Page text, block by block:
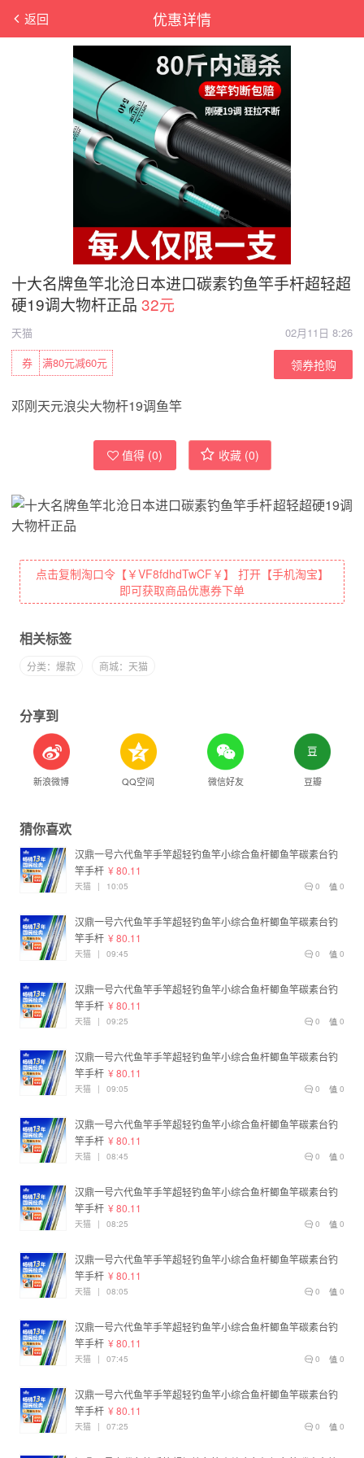
优惠详情
返回
十大名牌鱼竿北沧日本进口碳素钓鱼竿手杆超轻超
硬19调大物杆正品 32元
天猫
02月11日 8:26
满80元减60元
券 领券抢购
邓刚天元浪尖大物杆19调鱼竿
值得 (0) 收藏 (0)
点击复制淘口令【￥VF8fdhdTwCF￥】 打开【手机淘宝】
即可获取商品优惠券下单
相关标签
分类：爆款 商城：天猫
分享到
新浪微博 QQ空间 微信好友 豆瓣
猜你喜欢
汉鼎一号六代鱼竿手竿超轻钓鱼竿小综合鱼杆鲫鱼竿碳素台钓
竿手杆 ¥ 80.11
0
0
天猫 | 10:05
汉鼎一号六代鱼竿手竿超轻钓鱼竿小综合鱼杆鲫鱼竿碳素台钓
竿手杆 ¥ 80.11
0
0
天猫 | 09:45
汉鼎一号六代鱼竿手竿超轻钓鱼竿小综合鱼杆鲫鱼竿碳素台钓
竿手杆 ¥ 80.11
0
0
天猫 | 09:25
汉鼎一号六代鱼竿手竿超轻钓鱼竿小综合鱼杆鲫鱼竿碳素台钓
竿手杆 ¥ 80.11
0
0
天猫 | 09:05
汉鼎一号六代鱼竿手竿超轻钓鱼竿小综合鱼杆鲫鱼竿碳素台钓
竿手杆 ¥ 80.11
0
0
天猫 | 08:45
汉鼎一号六代鱼竿手竿超轻钓鱼竿小综合鱼杆鲫鱼竿碳素台钓
竿手杆 ¥ 80.11
0
0
天猫 | 08:25
汉鼎一号六代鱼竿手竿超轻钓鱼竿小综合鱼杆鲫鱼竿碳素台钓
竿手杆 ¥ 80.11
0
0
天猫 | 08:05
汉鼎一号六代鱼竿手竿超轻钓鱼竿小综合鱼杆鲫鱼竿碳素台钓
竿手杆 ¥ 80.11
0
0
天猫 | 07:45
汉鼎一号六代鱼竿手竿超轻钓鱼竿小综合鱼杆鲫鱼竿碳素台钓
竿手杆 ¥ 80.11
0
0
天猫 | 07:25